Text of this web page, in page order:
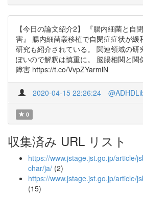
【今日の論文紹介2】 『腸内細菌と自
害』 腸内細菌叢移植で自閉症症状が緩
研究も紹介されている。 関連領域の研
ぽいので解釈は慎重に。 脳腸相関と関
障害 https://t.co/VvpZYarmlN
2020-04-15 22:26:24
0
収集済み URL リスト
https://www.jstage.jst.go.jp/article/
char/ja/ (2)
https://www.jstage.jst.go.jp/article/
(15)